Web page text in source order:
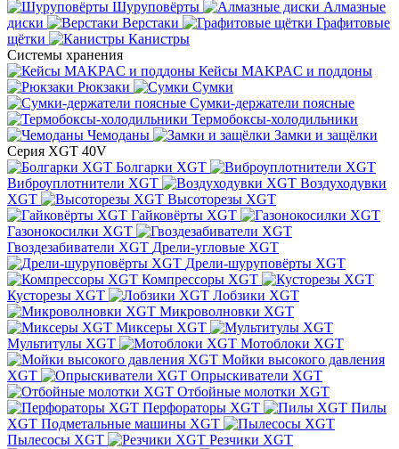
Шуруповёрты
Алмазные
диски
Верстаки
Графитовые
щётки
Канистры
Системы хранения
Кейсы MAKPAC и поддоны
Рюкзаки
Сумки
Сумки-держатели поясные
Термобоксы-холодильники
Чемоданы
Замки и защёлки
Серия XGT 40V
Болгарки XGT
Виброуплотнители XGT
Воздуходувки
XGT
Высоторезы XGT
Гайковёрты XGT
Газонокосилки XGT
Гвоздезабиватели XGT Дрели-угловые XGT
Дрели-шуруповёрты XGT
Компрессоры XGT
Кусторезы XGT
Лобзики XGT
Микроволновки XGT
Миксеры XGT
Мультитулы XGT
Мотоблоки XGT
Мойки высокого давления
XGT
Опрыскиватели XGT
Отбойные молотки XGT
Перфораторы XGT
Пилы
XGT Подметальные машины XGT
Пылесосы XGT
Резчики XGT